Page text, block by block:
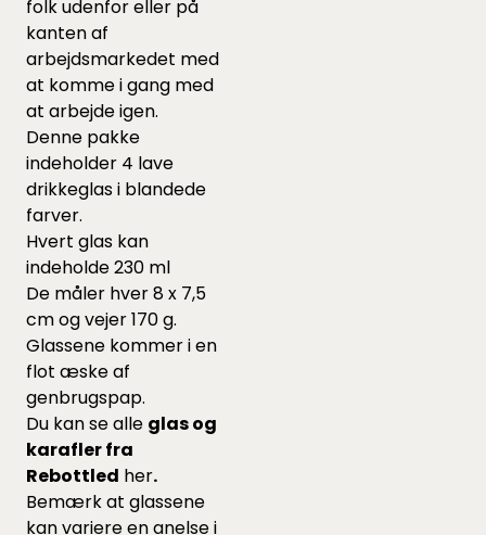
folk udenfor eller på
kanten af
arbejdsmarkedet med
at komme i gang med
at arbejde igen.
Denne pakke
indeholder 4 lave
drikkeglas i blandede
farver.
Hvert glas kan
indeholde 230 ml
De måler hver 8 x 7,5
cm og vejer 170 g.
Glassene kommer i en
flot æske af
genbrugspap.
Du kan se alle glas og
karafler fra
Rebottled her.
Bemærk at glassene
kan variere en anelse i